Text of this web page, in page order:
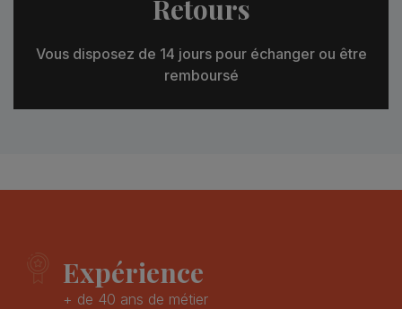
Retours
Vous disposez de 14 jours pour échanger ou être
remboursé
Expérience
+ de 40 ans de métier